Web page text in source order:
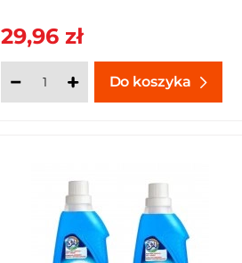
29,96 zł
Do koszyka